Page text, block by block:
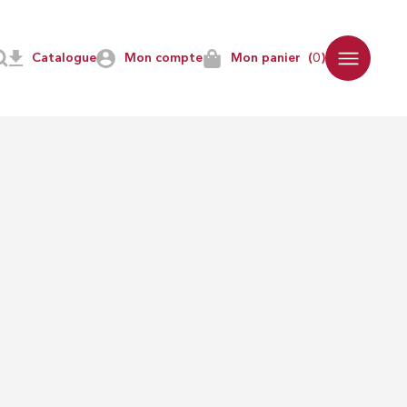
Mon compte Mon panier (0)
Catalogue